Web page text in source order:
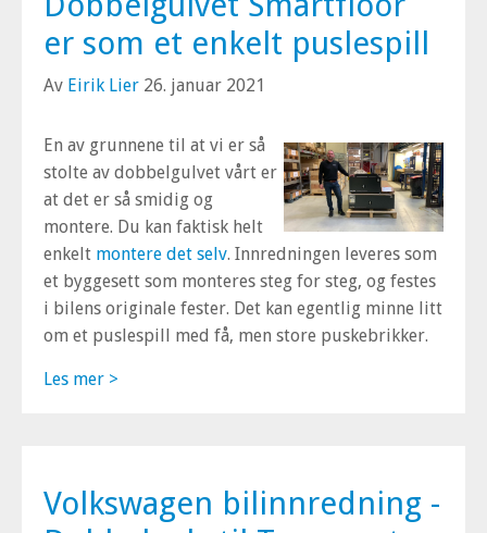
er som et enkelt puslespill
Av Eirik Lier 26. januar 2021
En av grunnene til at vi er så
stolte av dobbelgulvet vårt er
at det er så smidig og
montere. Du kan faktisk helt
enkelt montere det selv. Innredningen leveres som
et byggesett som monteres steg for steg, og festes
i bilens originale fester. Det kan egentlig minne litt
om et puslespill med få, men store puskebrikker.
Les mer >
Volkswagen bilinnredning -